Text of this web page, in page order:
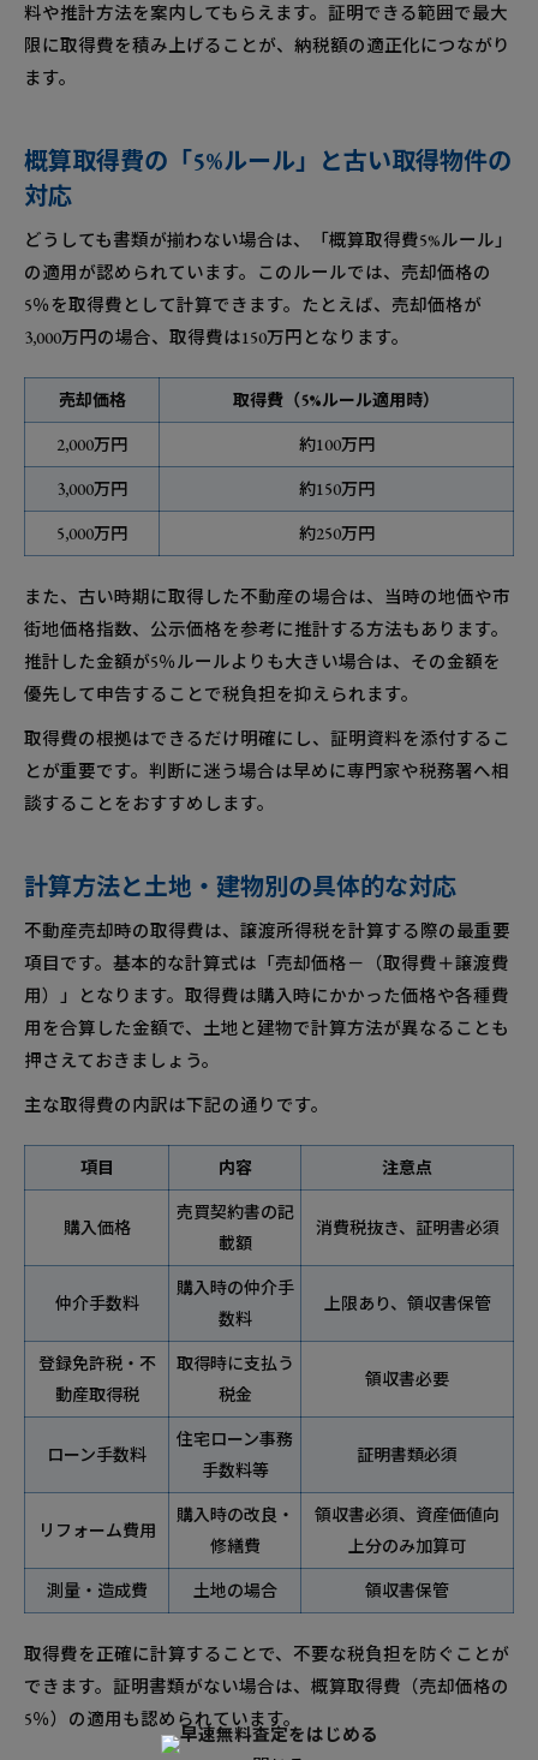
料や推計方法を案内してもらえます。証明できる範囲で最大
限に取得費を積み上げることが、納税額の適正化につながり
ます。
概算取得費の「5%ルール」と古い取得物件の
対応
どうしても書類が揃わない場合は、「概算取得費5%ルール」
の適用が認められています。このルールでは、売却価格の
5％を取得費として計算できます。たとえば、売却価格が
3,000万円の場合、取得費は150万円となります。
売却価格 取得費（5%ルール適用時）
2,000万円 約100万円
3,000万円 約150万円
5,000万円 約250万円
また、古い時期に取得した不動産の場合は、当時の地価や市
街地価格指数、公示価格を参考に推計する方法もあります。
推計した金額が5％ルールよりも大きい場合は、その金額を
優先して申告することで税負担を抑えられます。
取得費の根拠はできるだけ明確にし、証明資料を添付するこ
とが重要です。判断に迷う場合は早めに専門家や税務署へ相
談することをおすすめします。
計算方法と土地・建物別の具体的な対応
不動産売却時の取得費は、譲渡所得税を計算する際の最重要
項目です。基本的な計算式は「売却価格－（取得費＋譲渡費
用）」となります。取得費は購入時にかかった価格や各種費
用を合算した金額で、土地と建物で計算方法が異なることも
押さえておきましょう。
主な取得費の内訳は下記の通りです。
項目 内容 注意点
購入価格
売買契約書の記
載額
消費税抜き、証明書必須
仲介手数料
購入時の仲介手
数料
上限あり、領収書保管
登録免許税・不
動産取得税
取得時に支払う
税金
領収書必要
ローン手数料
住宅ローン事務
手数料等
証明書類必須
リフォーム費用
購入時の改良・
修繕費
領収書必須、資産価値向
上分のみ加算可
測量・造成費 土地の場合 領収書保管
取得費を正確に計算することで、不要な税負担を防ぐことが
できます。証明書類がない場合は、概算取得費（売却価格の
5％）の適用も認められています。